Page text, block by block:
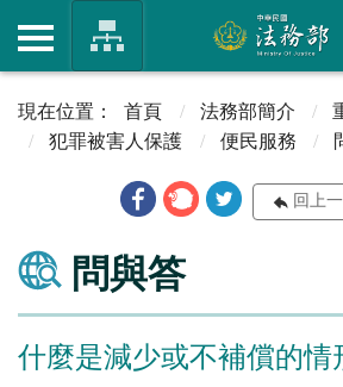
首頁 法務部簡介
犯罪被害人保護
便民服務
回上
問與答
什麼是減少或不補償的情